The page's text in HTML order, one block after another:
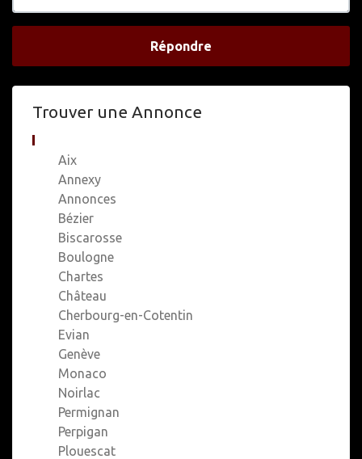
Répondre
Trouver une Annonce
Aix
Annexy
Annonces
Bézier
Biscarosse
Boulogne
Chartes
Château
Cherbourg-en-Cotentin
Evian
Genève
Monaco
Noirlac
Permignan
Perpigan
Plouescat